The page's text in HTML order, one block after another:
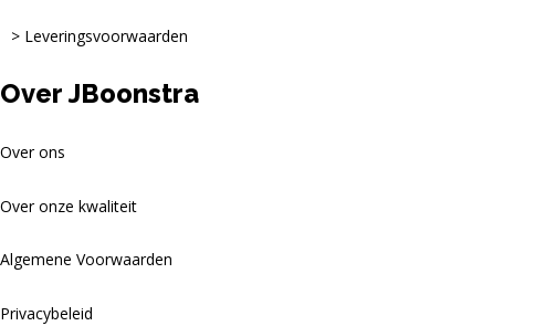
Leveringsvoorwaarden
Over JBoonstra
Over ons
Over onze kwaliteit
Algemene Voorwaarden
Privacybeleid